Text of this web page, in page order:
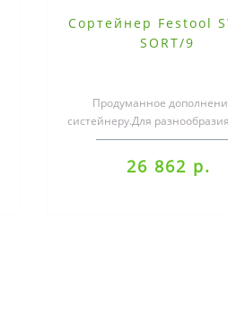
Сортейнер Festool
SORT/9
Продуманное
систейнеру.Для
выдвижных ящиков, в
можно хранит..
26 862 р.